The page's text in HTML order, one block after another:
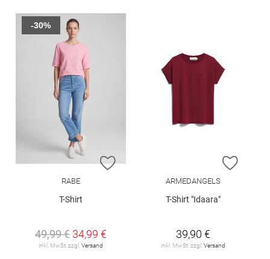
ZUR WUNSCHLISTE HINZUFÜGEN
RABE
T-Shirt
49,99 € 34,99 €
inkl. MwSt. zzgl. Versand
-30%
ZUR
ARMEDANGELS
T-Shirt "Idaara"
39,90 €
inkl. MwSt. zzgl. Versand